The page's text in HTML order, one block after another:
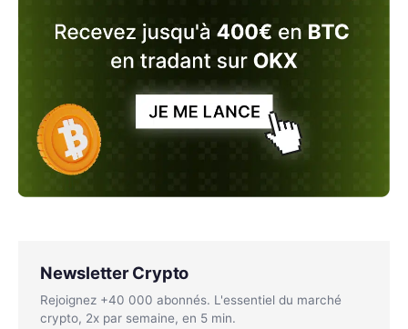
Newsletter Crypto
Rejoignez +40 000 abonnés. L'essentiel du marché
crypto, 2x par semaine, en 5 min.